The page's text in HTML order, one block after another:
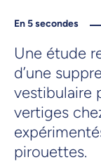
En 5 secondes
Une étude
d’une
vestibulaire
vertiges
pirouettes.